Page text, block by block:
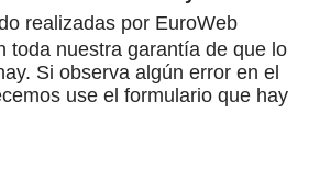
realizadas por EuroWeb
toda nuestra garantía de que lo
Si observa algún error en el
use el formulario que hay